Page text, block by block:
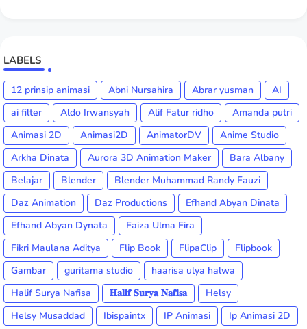
LABELS
12 prinsip animasi Abni Nursahira Abrar yusman
AI
ai filter
Aldo Irwansyah Alif Fatur ridho
Amanda putri
Animasi 2D
Animasi2D AnimatorDV
Anime Studio
Arkha Dinata
Aurora 3D Animation Maker
Bara Albany
Belajar
Blender
Blender Muhammad Randy Fauzi
Daz Animation
Daz Productions
Efhand Abyan Dinata
Efhand Abyan Dynata
Faiza Ulma Fira
Fikri Maulana Aditya
Flip Book FlipaClip
Flipbook
Gambar
guritama studio
haarisa ulya halwa
Halif Surya Nafisa
𝐇𝐚𝐥𝐢𝐟 𝐒𝐮𝐫𝐲𝐚 𝐍𝐚𝐟𝐢𝐬𝐚
Helsy
Helsy Musaddad
Ibispaintx IP Animasi
Ip Animasi 2D